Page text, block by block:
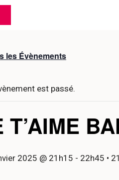
les Évènements
est passé.
T’AIME
2025 @ 21h15 - 22h45 •